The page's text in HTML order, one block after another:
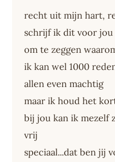
recht uit mijn hart,
schrijf ik dit voor jou
om te zeggen
ik kan wel 1000
allen even machtig
maar ik houd het
bij jou kan ik mezelf
vrij
speciaal...dat ben jij